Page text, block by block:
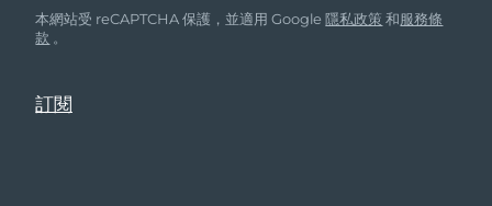
本網站受 reCAPTCHA 保護，並適用 Google隱私政策 和服務條
款 。